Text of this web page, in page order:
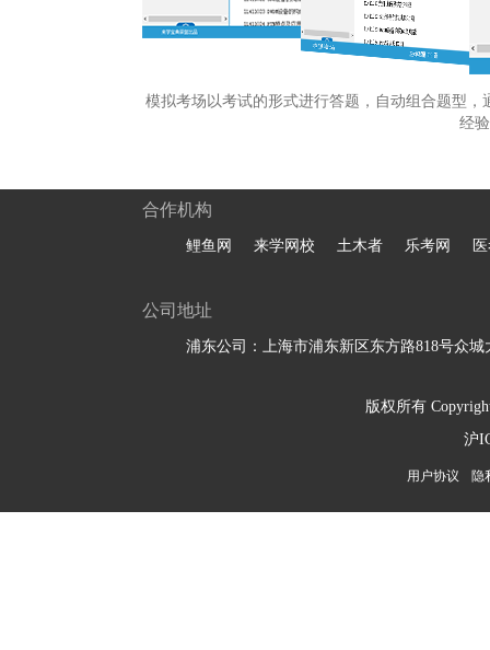
模拟考场以考试的形式进行答题，自动组合题型
经
合作机构
鲤鱼网 来学网校 土木者 乐考网
公司地址
浦东公司：上海市浦东新区东方路818号众城
版权所有
沪
用户协议 隐